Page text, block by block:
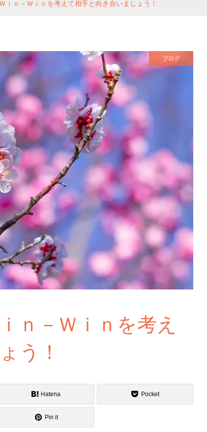
ｉｎ－Ｗｉｎを考えて相手と向き合いましょう！
ブログ
ｎ－Ｗｉｎを考え
う！
Hatena Pocket
Pin it